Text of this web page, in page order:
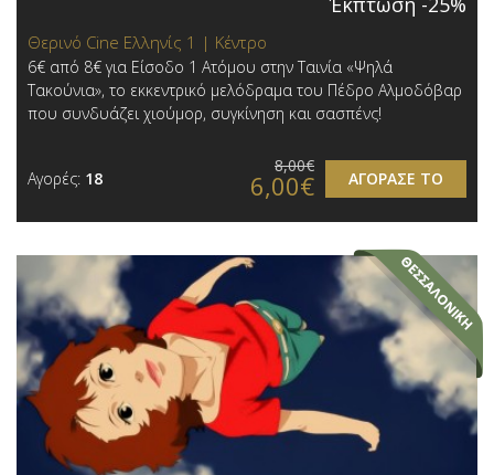
Θερινό Cine Ελληνίς 1 | Κέντρο
6€ από 8€ για Είσοδο 1 Ατόμου στην Ταινία «Ψηλά
Τακούνια», το εκκεντρικό μελόδραμα του Πέδρο Αλμοδόβαρ
που συνδυάζει χιούμορ, συγκίνηση και σασπένς!
Αγορές: 18 ΑΓΟΡΑΣΕ ΤΟ
8,00€
6,00€